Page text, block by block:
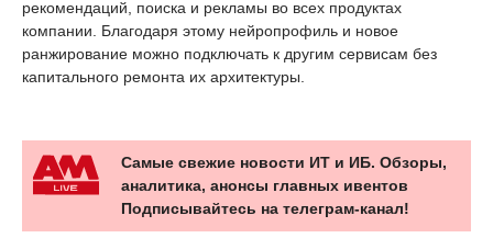
рекомендаций, поиска и рекламы во всех продуктах
компании. Благодаря этому нейропрофиль и новое
ранжирование можно подключать к другим сервисам без
капитального ремонта их архитектуры.
Самые свежие новости ИТ и ИБ. Обзоры,
аналитика, анонсы главных ивентов
Подписывайтесь на телеграм-канал!